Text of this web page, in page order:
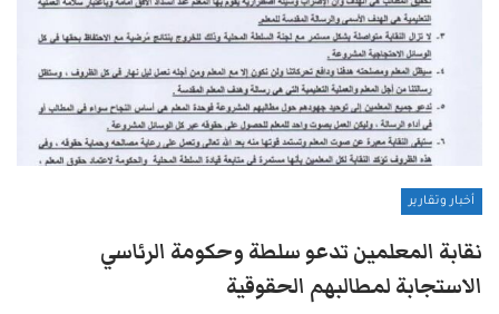
أخبار وتقارير
نقابة المعلمين تدعو سلطة وحكومة الرئاسي
الاستجابة لمطالبهم الحقوقية